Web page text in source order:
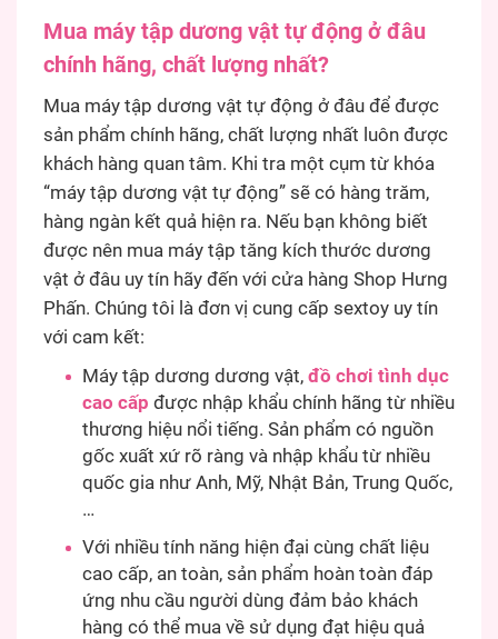
Mua máy tập dương vật tự động ở đâu
chính hãng, chất lượng nhất?
Mua máy tập dương vật tự động ở đâu để được
sản phẩm chính hãng, chất lượng nhất luôn được
khách hàng quan tâm. Khi tra một cụm từ khóa
“máy tập dương vật tự động” sẽ có hàng trăm,
hàng ngàn kết quả hiện ra. Nếu bạn không biết
được nên mua máy tập tăng kích thước dương
vật ở đâu uy tín hãy đến với cửa hàng Shop Hưng
Phấn. Chúng tôi là đơn vị cung cấp sextoy uy tín
với cam kết:
Máy tập dương dương vật, đồ chơi tình dục
cao cấp được nhập khẩu chính hãng từ nhiều
thương hiệu nổi tiếng. Sản phẩm có nguồn
gốc xuất xứ rõ ràng và nhập khẩu từ nhiều
quốc gia như Anh, Mỹ, Nhật Bản, Trung Quốc,
…
Với nhiều tính năng hiện đại cùng chất liệu
cao cấp, an toàn, sản phẩm hoàn toàn đáp
ứng nhu cầu người dùng đảm bảo khách
hàng có thể mua về sử dụng đạt hiệu quả